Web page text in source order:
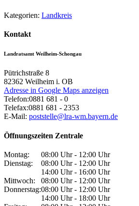
Kategorien: Landkreis
Kontakt
Landratsamt Weilheim-Schongau
Pütrichstraße 8
82362 Weilheim i. OB
Adresse in Google Maps anzeigen
Telefon:0881 681 - 0
Telefax:0881 681 - 2353
E-Mail: poststelle@lra-wm.bayern.de
Öffnungszeiten Zentrale
Montag:
08:00 Uhr - 12:00 Uhr
Dienstag:
08:00 Uhr - 12:00 Uhr
14:00 Uhr - 16:00 Uhr
Mittwoch:
08:00 Uhr - 12:00 Uhr
Donnerstag:08:00 Uhr - 12:00 Uhr
14:00 Uhr - 18:00 Uhr